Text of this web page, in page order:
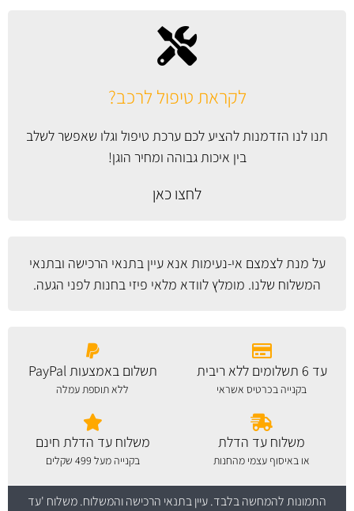
לקראת טיפול לרכב?
תנו לנו הזדמנות להציע לכם ערכת טיפול וגלו שאפשר לשלב
בין איכות גבוהה ומחיר הוגן!
לחצו כאן
על מנת לצמצם אי-נעימות אנא עייןבתנאי הרכישה ובתנאי
המשלוח שלנו. מומלץ לוודא מלאי פיזי בחנות לפני הגעה.
עד 6 תשלומים ללא ריבית
בקנייה בכרטיס אשראי
תשלום באמצעות PayPal
ללא תוספת עמלה
משלוח עד הדלת
או באיסוף עצמי מהחנות
משלוח עד הדלת חינם
בקנייה מעל 499 שקלים
התמונות להמחשה בלבד.עיין בתנאי הרכישה והמשלוח. משלוח 'עד